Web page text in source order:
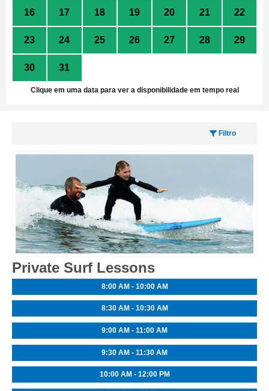
16 17 18 19 20 21 22
23 24 25 26 27 28 29
30 31
Clique em uma data para ver a disponibilidade em tempo real
Filtro
Private Surf Lessons
8:00 AM - 10:00 AM
8:30 AM - 10:30 AM
9:00 AM - 11:00 AM
9:30 AM - 11:30 AM
10:00 AM - 12:00 PM